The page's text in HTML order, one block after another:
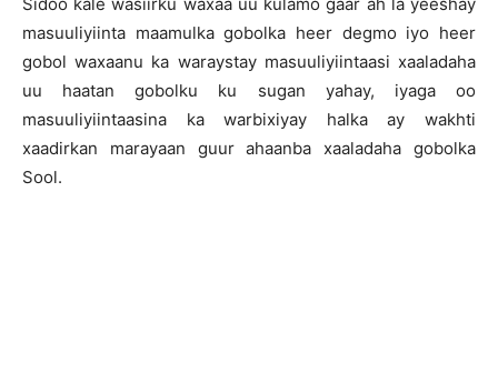
masuuliyiinta maamulka gobolka heer degmo iyo heer
gobol waxaanu ka waraystay masuuliyiintaasi xaaladaha
uu haatan gobolku ku sugan yahay, iyaga oo
masuuliyiintaasina ka warbixiyay halka ay wakhti
xaadirkan marayaan guur ahaanba xaaladaha gobolka
Sool.